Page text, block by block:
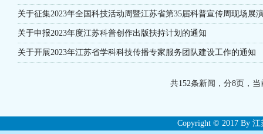
关于征集2023年全国科技活动周暨江苏省第35届科普宣传周现场展
关于申报2023年度江苏科普创作出版扶持计划的通知
关于开展2023年江苏省学科科技传播专家服务团队建设工作的通知
共152条新闻，分8页，当
Copyright © 2017 By 江